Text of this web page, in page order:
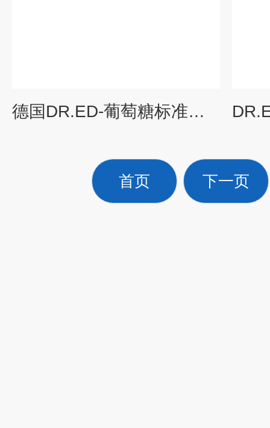
德国DR.ED-葡萄糖标准品（C14027000）
首页 下一页